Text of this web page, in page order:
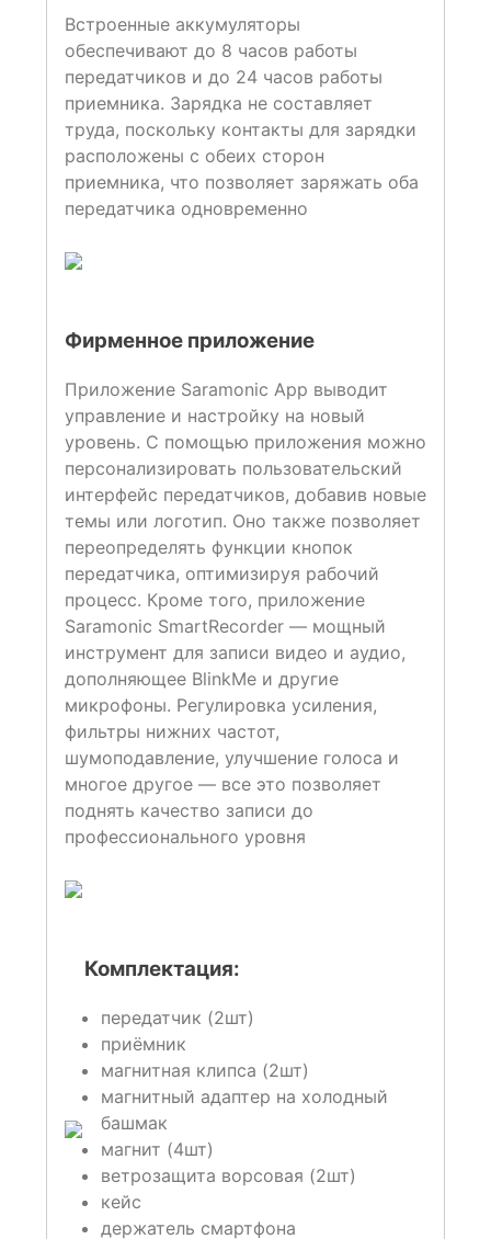
Встроенные аккумуляторы
обеспечивают до 8 часов работы
передатчиков и до 24 часов работы
приемника. Зарядка не составляет
труда, поскольку контакты для зарядки
расположены с обеих сторон
приемника, что позволяет заряжать оба
передатчика одновременно
Фирменное приложение
Приложение Saramonic App выводит
управление и настройку на новый
уровень. С помощью приложения можно
персонализировать пользовательский
интерфейс передатчиков, добавив новые
темы или логотип. Оно также позволяет
переопределять функции кнопок
передатчика, оптимизируя рабочий
процесс. Кроме того, приложение
Saramonic SmartRecorder — мощный
инструмент для записи видео и аудио,
дополняющее BlinkMe и другие
микрофоны. Регулировка усиления,
фильтры нижних частот,
шумоподавление, улучшение голоса и
многое другое — все это позволяет
поднять качество записи до
профессионального уровня
Комплектация:
передатчик (2шт)
приёмник
магнитная клипса (2шт)
магнитный адаптер на холодный
башмак
магнит (4шт)
ветрозащита ворсовая (2шт)
кейс
держатель смартфона